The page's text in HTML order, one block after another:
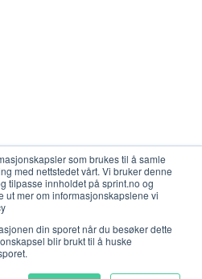
som brukes til å samle
med nettstedet vårt. Vi bruker denne
tilpasse innholdet på sprint.no og
ut mer om informasjonskapslene vi
din sporet når du besøker dette
blir brukt til å huske
AS 2026